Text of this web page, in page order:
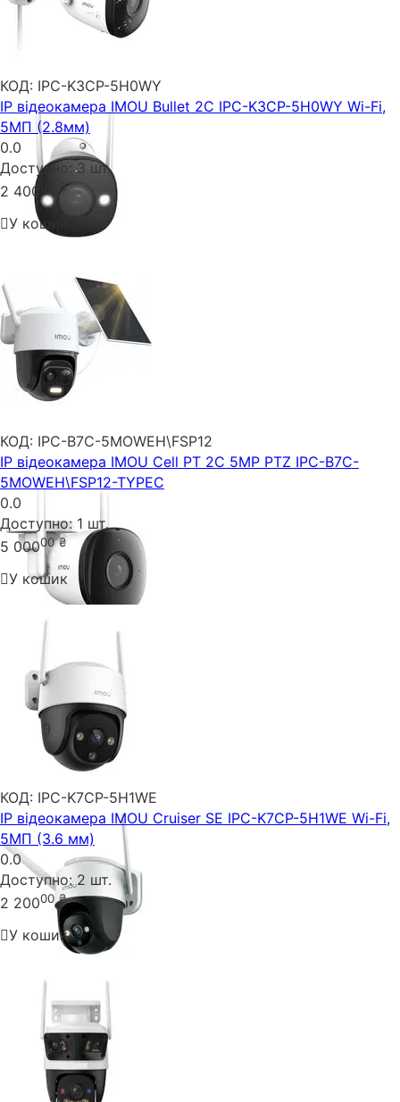
КОД: IPC-K3CP-5H0WY
IP відеокамера IMOU Bullet 2C IPC-K3CP-5H0WY Wi-Fi,
5МП (2.8мм)
0.0
Доступно: 3 шт.
2 400
₴
У кошик
КОД: IPC-B7C-5MOWEH\FSP12
IP відеокамера IMOU Cell PT 2C 5MP PTZ IPC-B7C-
5MOWEH\FSP12-TYPEC
0.0
Доступно: 1 шт.
5 00000 ₴
У кошик
КОД: IPC-K7CP-5H1WE
IP відеокамера IMOU Cruiser SE IPC-K7CP-5H1WE Wi-Fi,
5МП (3.6 мм)
0.0
Доступно: 2 шт.
2 20000 ₴
У кошик